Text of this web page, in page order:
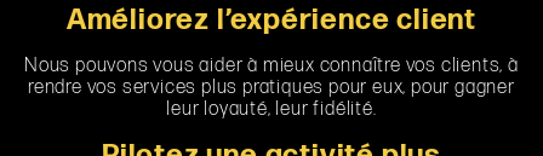
Améliorez l’expérience client
Nous pouvons vous aider à mieux connaître vos clients, à
rendre vos services plus pratiques pour eux, pour gagner
leur loyauté, leur fidélité.